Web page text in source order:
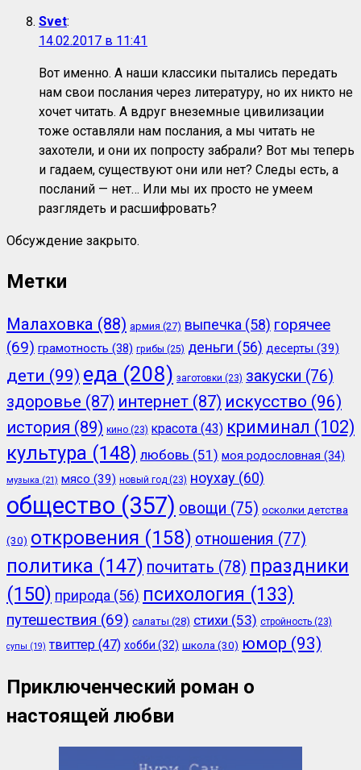
Svet:
14.02.2017 в 11:41
Вот именно. А наши классики пытались передать
нам свои послания через литературу, но их никто не
хочет читать. А вдруг внеземные цивилизации
тоже оставляли нам послания, а мы читать не
захотели, и они их попросту забрали? Вот мы теперь
и гадаем, существуют они или нет? Следы есть, а
посланий — нет… Или мы их просто не умеем
разглядеть и расшифровать?
Обсуждение закрыто.
Метки
Малаховка (88) армия (27) выпечка (58) горячее
(69) грамотность (38) грибы (25) деньги (56) десерты (39)
дети (99) еда (208) заготовки (23) закуски (76)
здоровье (87) интернет (87) искусство (96)
история (89) кино (23) красота (43) криминал (102)
культура (148) любовь (51) моя родословная (34)
музыка (21) мясо (39) новый год (23) ноухау (60)
общество (357) овощи (75) осколки детства
(30) откровения (158) отношения (77)
политика (147) почитать (78) праздники
(150) природа (56) психология (133)
путешествия (69) салаты (28) стихи (53) стройность (23)
супы (19) твиттер (47) хобби (32) школа (30) юмор (93)
Приключенческий роман о
настоящей любви